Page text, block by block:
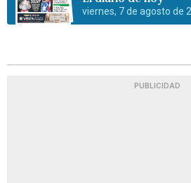
viernes, 7 de agosto de
PUBLICIDAD